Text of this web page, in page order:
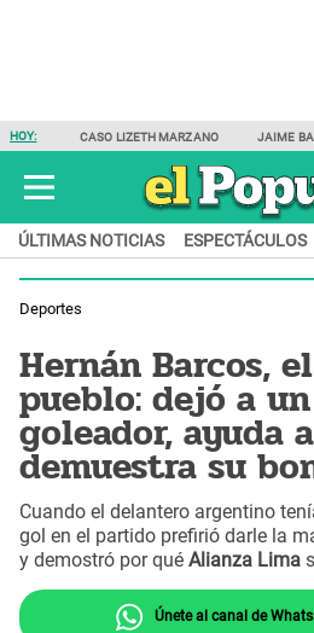
HOY: CASO LIZETH MARZANO JAIME
ÚLTIMAS NOTICIAS ESPECTÁCULOS
Deportes
Hernán Barcos,
pueblo: dejó a
goleador, ayuda
demuestra su
Cuando el delantero argentino
gol en el partido prefirió darle la
y demostró por qué Alianza Lima
Únete al canal de